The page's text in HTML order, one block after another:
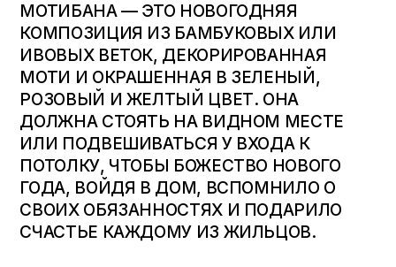
МОТИБАНА — ЭТО НОВОГОДНЯЯ
КОМПОЗИЦИЯ ИЗ БАМБУКОВЫХ ИЛИ
ИВОВЫХ ВЕТОК, ДЕКОРИРОВАННАЯ
МОТИ И ОКРАШЕННАЯ В ЗЕЛЕНЫЙ,
РОЗОВЫЙ И ЖЕЛТЫЙ ЦВЕТ. ОНА
ДОЛЖНА СТОЯТЬ НА ВИДНОМ МЕСТЕ
ИЛИ ПОДВЕШИВАТЬСЯ У ВХОДА К
ПОТОЛКУ, ЧТОБЫ БОЖЕСТВО НОВОГО
ГОДА, ВОЙДЯ В ДОМ, ВСПОМНИЛО О
СВОИХ ОБЯЗАННОСТЯХ И ПОДАРИЛО
СЧАСТЬЕ КАЖДОМУ ИЗ ЖИЛЬЦОВ.